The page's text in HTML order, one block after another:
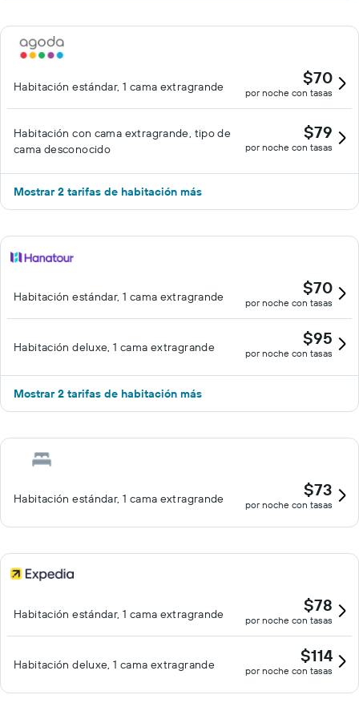
Habitación estándar, 1 cama extragrande $70
por noche con tasas
Habitación con cama extragrande, tipo de
cama desconocido
$79
por noche con tasas
Mostrar 2 tarifas de habitación más
Habitación estándar, 1 cama extragrande $70
por noche con tasas
Habitación deluxe, 1 cama extragrande $95
por noche con tasas
Mostrar 2 tarifas de habitación más
Habitación estándar, 1 cama extragrande $73
por noche con tasas
Habitación estándar, 1 cama extragrande $78
por noche con tasas
Habitación deluxe, 1 cama extragrande $114
por noche con tasas